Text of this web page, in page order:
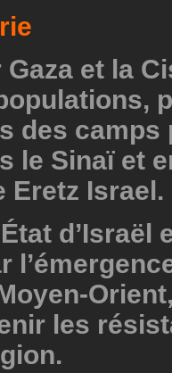
et la
des camps
le Sinaï et
Eretz Israel.
d’Israël
les